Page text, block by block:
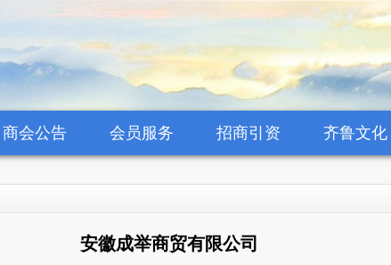
商会公告 会员服务 招商引资 齐鲁文化
安徽成举商贸有限公司